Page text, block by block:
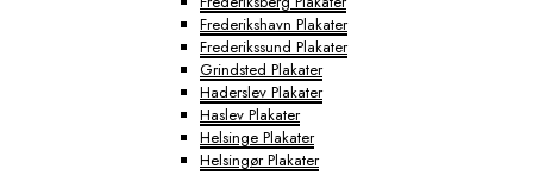
Frederikshavn Plakater
Frederikssund Plakater
Grindsted Plakater
Haderslev Plakater
Haslev Plakater
Helsinge Plakater
Helsingør Plakater